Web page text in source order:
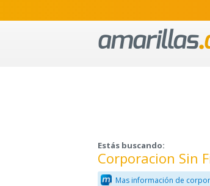
Estás buscando:
Corporacion Sin
Mas información de